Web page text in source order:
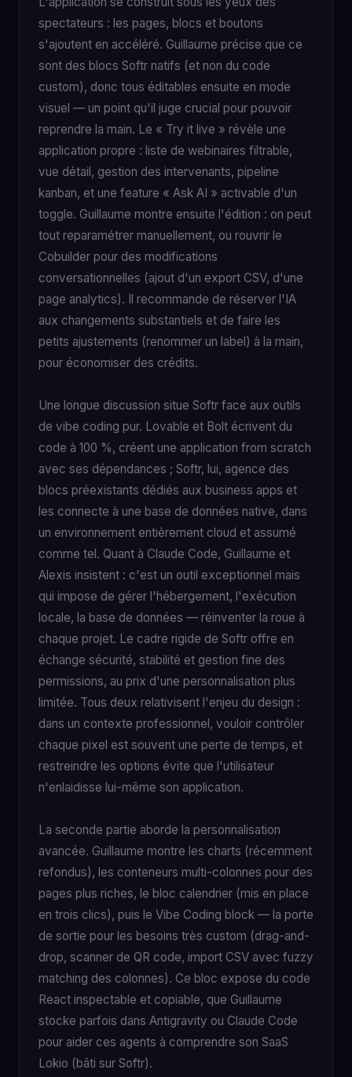
spectateurs : les pages, blocs et boutons
s'ajoutent en accéléré. Guillaume précise que ce
sont des blocs Softr natifs (et non du code
custom), donc tous éditables ensuite en mode
visuel — un point qu'il juge crucial pour pouvoir
reprendre la main. Le « Try it live » révèle une
application propre : liste de webinaires filtrable,
vue détail, gestion des intervenants, pipeline
kanban, et une feature « Ask AI » activable d'un
toggle. Guillaume montre ensuite l'édition : on peut
tout reparamétrer manuellement, ou rouvrir le
Cobuilder pour des modifications
conversationnelles (ajout d'un export CSV, d'une
page analytics). Il recommande de réserver l'IA
aux changements substantiels et de faire les
petits ajustements (renommer un label) à la main,
pour économiser des crédits.
Une longue discussion situe Softr face aux outils
de vibe coding pur. Lovable et Bolt écrivent du
code à 100 %, créent une application from scratch
avec ses dépendances ; Softr, lui, agence des
blocs préexistants dédiés aux business apps et
les connecte à une base de données native, dans
un environnement entièrement cloud et assumé
comme tel. Quant à Claude Code, Guillaume et
Alexis insistent : c'est un outil exceptionnel mais
qui impose de gérer l'hébergement, l'exécution
locale, la base de données — réinventer la roue à
chaque projet. Le cadre rigide de Softr offre en
échange sécurité, stabilité et gestion fine des
permissions, au prix d'une personnalisation plus
limitée. Tous deux relativisent l'enjeu du design :
dans un contexte professionnel, vouloir contrôler
chaque pixel est souvent une perte de temps, et
restreindre les options évite que l'utilisateur
n'enlaidisse lui-même son application.
La seconde partie aborde la personnalisation
avancée. Guillaume montre les charts (récemment
refondus), les conteneurs multi-colonnes pour des
pages plus riches, le bloc calendrier (mis en place
en trois clics), puis le Vibe Coding block — la porte
de sortie pour les besoins très custom (drag-and-
drop, scanner de QR code, import CSV avec fuzzy
matching des colonnes). Ce bloc expose du code
React inspectable et copiable, que Guillaume
stocke parfois dans Antigravity ou Claude Code
pour aider ces agents à comprendre son SaaS
Lokio (bâti sur Softr).